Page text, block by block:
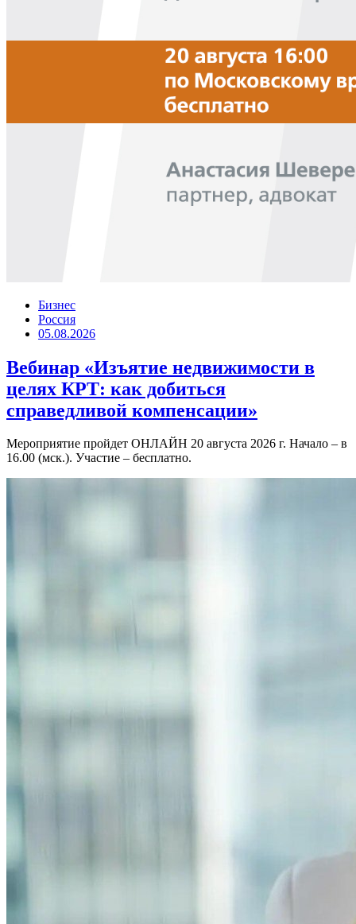
Бизнес
Россия
05.08.2026
Вебинар «Изъятие недвижимости в
целях КРТ: как добиться
справедливой компенсации»
Мероприятие пройдет ОНЛАЙН 20 августа 2026 г. Начало – в
16.00 (мск.). Участие – бесплатно.